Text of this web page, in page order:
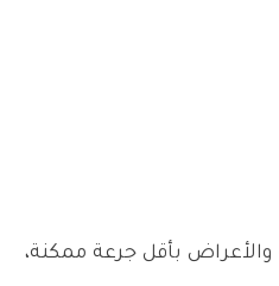
والأعراض بأقل جرعة ممكنة،